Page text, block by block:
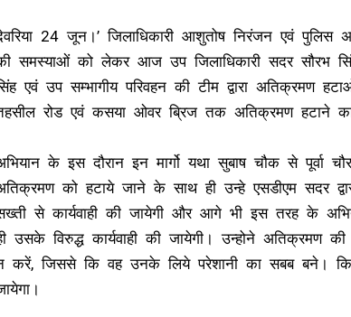
24 जून।’ जिलाधिकारी आशुतोष निरंजन एवं
समस्याओं को लेकर आज उप जिलाधिकारी सदर सौरभ
एवं उप सम्भागीय परिवहन की टीम द्वारा अतिक्रमण
रोड एवं कसया ओवर ब्रिज तक अतिक्रमण हटाने का
के इस दौरान इन मार्गो यथा सुबाष चौक से
को हटाये जाने के साथ ही उन्हे एसडीएम सदर
से कार्यवाही की जायेगी और आगे भी इस तरह के
उसके विरुद्ध कार्यवाही की जायेगी। उन्होने
करें, जिससे कि वह उनके लिये परेशानी का सबब बने।